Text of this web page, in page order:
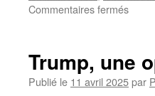
Commentaires ferméssur
en
avant
Trump, une
Publié le 11 avril 2025par